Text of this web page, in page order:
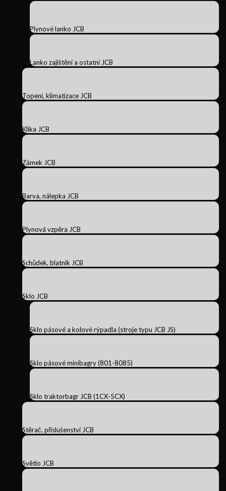
Plynové lanko JCB
Lanko zajištění a ostatní JCB
Topení, klimatizace JCB
Klika JCB
Zámek JCB
Barva, nálepka JCB
Plynová vzpěra JCB
Schůdek, blatník JCB
Sklo JCB
Sklo pásové a kolové rýpadla (stroje typu JCB JS)
Sklo pásové minibagry (801-8085)
Sklo traktorbagr JCB (1CX-5CX)
Stěrač, příslušenství JCB
Světlo JCB